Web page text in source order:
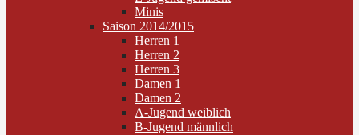
Minis
Saison 2014/2015
Herren 1
Herren 2
Herren 3
Damen 1
Damen 2
A-Jugend weiblich
B-Jugend männlich